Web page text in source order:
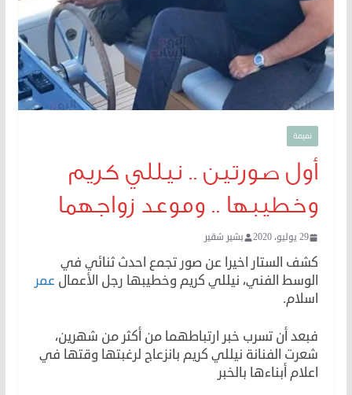
نميمة
أول صورتين .. نيللي كريم
وخطيبها .. وموعد زواجهما
29 يوليو، 2020 بشير شقير
كشف الستار اخيرا عن صور تجمع احدث ثنائي في
الوسط الفني، نيللي كريم وخطيبها رجل الأعمال عمر
اسلام.
فبعد أن تسرب خبر ارتباطهما من أكثر من شهرين،
شعرت الفنانة نيللي كريم بانزعاج لرغبتها وقتها في
اعلام أبناءها بالخبر